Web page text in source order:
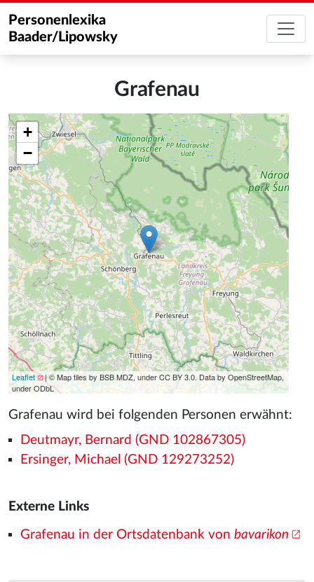
Personenlexika
Baader/Lipowsky
Grafenau
+
−
Leaflet
| © Map tiles by BSB MDZ, under CC BY 3.0. Data by OpenStreetMap,
under ODbL
Grafenau wird bei folgenden Personen erwähnt:
Deutmayr, Bernard (GND 102867305)
Ersinger, Michael (GND 129273252)
Externe Links
Grafenau in der Ortsdatenbank von bavarikon